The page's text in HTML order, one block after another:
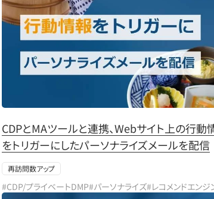
CDPとMAツールと連携、Webサイト上の行動
をトリガーにしたパーソナライズメールを配信
再訪問数アップ
#CDP/プライベートDMP#パーソナライズ#レコメンドエンジ